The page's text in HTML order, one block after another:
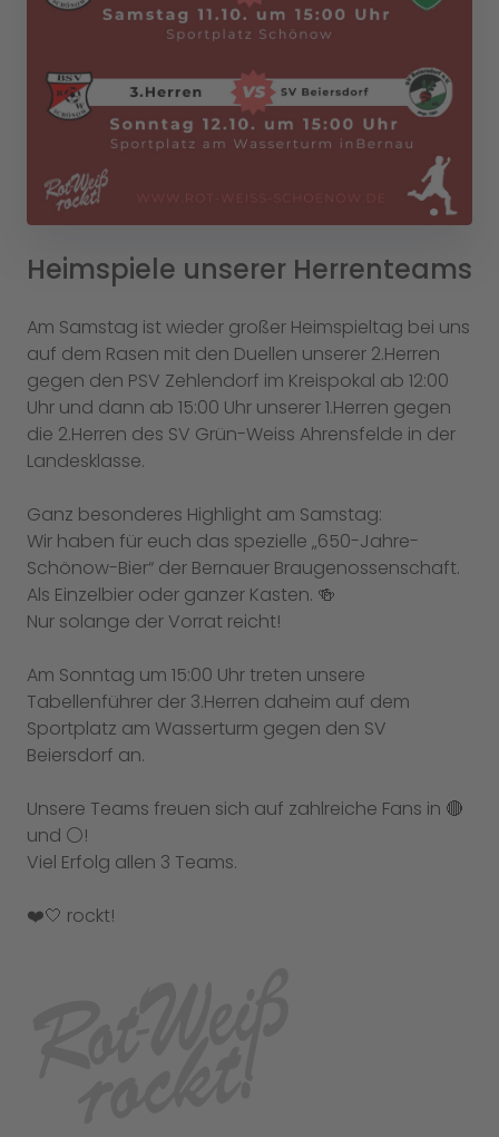
Heimspiele unserer Herrenteams
Am Samstag ist wieder großer Heimspieltag bei uns
auf dem Rasen mit den Duellen unserer 2.Herren
gegen den PSV Zehlendorf im Kreispokal ab 12:00
Uhr und dann ab 15:00 Uhr unserer 1.Herren gegen
die 2.Herren des SV Grün-Weiss Ahrensfelde in der
Landesklasse.
Ganz besonderes Highlight am Samstag:
Wir haben für euch das spezielle „650-Jahre-
Schönow-Bier“ der Bernauer Braugenossenschaft.
Als Einzelbier oder ganzer Kasten. 🍻
Nur solange der Vorrat reicht!
Am Sonntag um 15:00 Uhr treten unsere
Tabellenführer der 3.Herren daheim auf dem
Sportplatz am Wasserturm gegen den SV
Beiersdorf an.
Unsere Teams freuen sich auf zahlreiche Fans in 🔴
und ⚪️!
Viel Erfolg allen 3 Teams.
❤️🤍 rockt!